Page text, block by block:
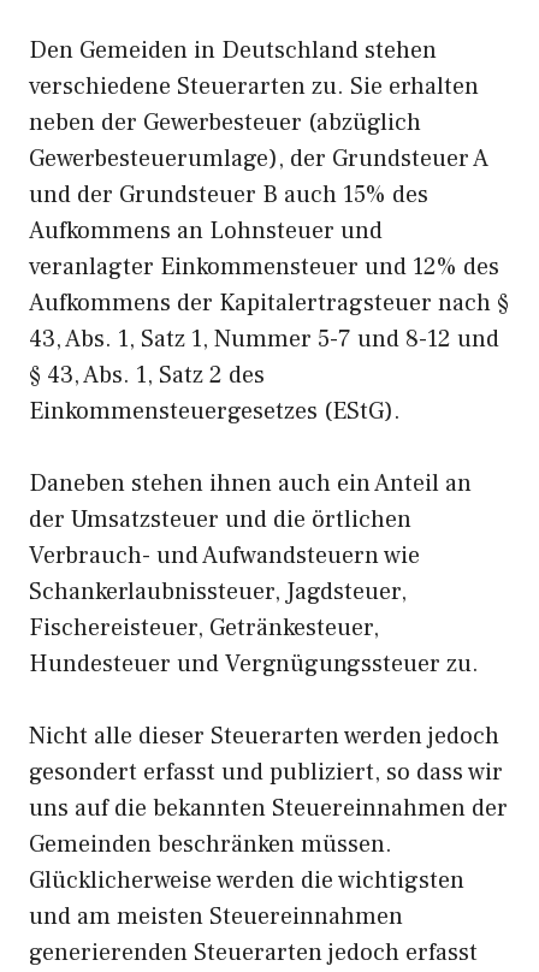
Den Gemeiden in Deutschland stehen
verschiedene Steuerarten zu. Sie erhalten
neben der Gewerbesteuer (abzüglich
Gewerbesteuerumlage), der Grundsteuer A
und der Grundsteuer B auch 15% des
Aufkommens an Lohnsteuer und
veranlagter Einkommensteuer und 12% des
Aufkommens der Kapitalertragsteuer nach §
43, Abs. 1, Satz 1, Nummer 5-7 und 8-12 und
§ 43, Abs. 1, Satz 2 des
Einkommensteuergesetzes (EStG).
Daneben stehen ihnen auch ein Anteil an
der Umsatzsteuer und die örtlichen
Verbrauch- und Aufwandsteuern wie
Schankerlaubnissteuer, Jagdsteuer,
Fischereisteuer, Getränkesteuer,
Hundesteuer und Vergnügungssteuer zu.
Nicht alle dieser Steuerarten werden jedoch
gesondert erfasst und publiziert, so dass wir
uns auf die bekannten Steuereinnahmen der
Gemeinden beschränken müssen.
Glücklicherweise werden die wichtigsten
und am meisten Steuereinnahmen
generierenden Steuerarten jedoch erfasst